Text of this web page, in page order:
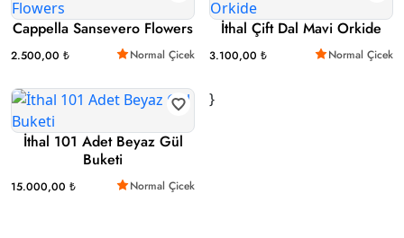
Cappella Sansevero Flowers
2.500,00 ₺ Normal Çicek
İthal Çift Dal Mavi Orkide
3.100,00 ₺ Normal Çicek
İthal 101 Adet Beyaz Gül
Buketi
15.000,00 ₺ Normal Çicek
}